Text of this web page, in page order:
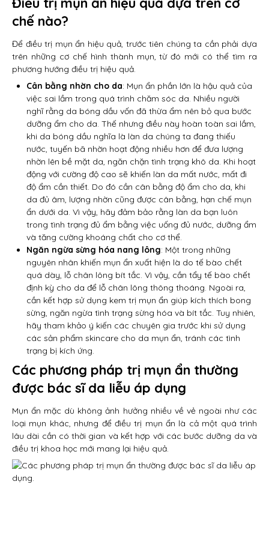
chế nào?
Để điều trị mụn ẩn hiệu quả, trước tiên chúng ta cần phải dựa
trên những cơ chế hình thành mụn, từ đó mới có thể tìm ra
phương hướng điều trị hiệu quả.
Cân bằng nhờn cho da: Mụn ẩn phần lớn là hậu quả của
việc sai lầm trong quá trình chăm sóc da. Nhiều người
nghĩ rằng da bóng dầu vốn đã thừa ẩm nên bỏ qua bước
dưỡng ẩm cho da. Thế nhưng điều này hoàn toàn sai lầm,
khi da bóng dầu nghĩa là làn da chúng ta đang thiếu
nước, tuyến bã nhờn hoạt động nhiều hơn để đưa lượng
nhờn lên bề mặt da, ngăn chặn tình trạng khô da. Khi hoạt
động với cường độ cao sẽ khiến làn da mất nước, mất đi
độ ẩm cần thiết. Do đó cần cân bằng độ ẩm cho da, khi
da đủ âm, lượng nhờn cũng được cân bằng, hạn chế mụn
ẩn dưới da. Vì vậy, hãy đảm bảo rằng làn da bạn luôn
trong tình trạng đủ ẩm bằng việc uống đủ nước, dưỡng ẩm
và tăng cường khoáng chất cho cơ thể.
Ngăn ngừa sừng hóa nang lông: Một trong những
nguyên nhân khiến mụn ẩn xuất hiện là do tế bào chết
quá dày, lỗ chân lông bít tắc. Vì vậy, cần tẩy tế bào chết
định kỳ cho da để lỗ chân lông thông thoáng. Ngoài ra,
cần kết hợp sử dụng kem trị mụn ẩn giúp kích thích bong
sừng, ngăn ngừa tình trạng sừng hóa và bít tắc. Tuy nhiên,
hãy tham khảo ý kiến các chuyên gia trước khi sử dụng
các sản phẩm skincare cho da mụn ẩn, tránh các tình
trạng bị kích ứng.
Các phương pháp trị mụn ẩn thường
được bác sĩ da liễu áp dụng
Mụn ẩn mặc dù không ảnh hưởng nhiều về vẻ ngoài như các
loại mụn khác, nhưng để điều trị mụn ẩn là cả một quá trình
lâu dài cần có thời gian và kết hợp với các bước dưỡng da và
điều trị khoa học mới mang lại hiệu quả.